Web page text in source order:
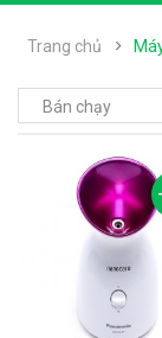
Trang chủ
Bán chạy